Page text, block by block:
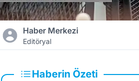
Haber Merkezi
Editöryal
Haberin Özeti